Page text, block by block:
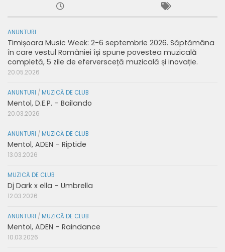
ANUNTURI
Timișoara Music Week: 2-6 septembrie 2026. Săptămâna
în care vestul României își spune povestea muzicală
completă, 5 zile de eferversceță muzicală și inovație.
20.05.2026
ANUNTURI / MUZICĂ DE CLUB
Mentol, D.E.P. – Bailando
20.03.2026
ANUNTURI / MUZICĂ DE CLUB
Mentol, ADEN – Riptide
13.03.2026
MUZICĂ DE CLUB
Dj Dark x ella – Umbrella
12.03.2026
ANUNTURI / MUZICĂ DE CLUB
Mentol, ADEN – Raindance
10.03.2026